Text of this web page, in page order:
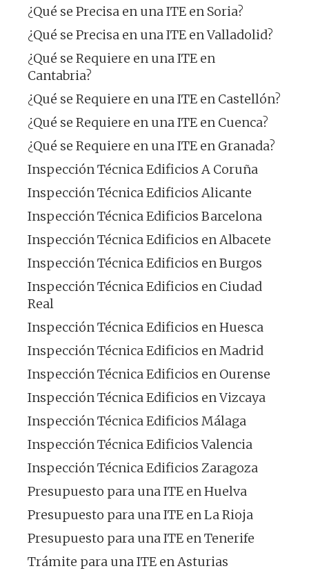
¿Qué se Precisa en una ITE en Soria?
¿Qué se Precisa en una ITE en Valladolid?
¿Qué se Requiere en una ITE en
Cantabria?
¿Qué se Requiere en una ITE en Castellón?
¿Qué se Requiere en una ITE en Cuenca?
¿Qué se Requiere en una ITE en Granada?
Inspección Técnica Edificios A Coruña
Inspección Técnica Edificios Alicante
Inspección Técnica Edificios Barcelona
Inspección Técnica Edificios en Albacete
Inspección Técnica Edificios en Burgos
Inspección Técnica Edificios en Ciudad
Real
Inspección Técnica Edificios en Huesca
Inspección Técnica Edificios en Madrid
Inspección Técnica Edificios en Ourense
Inspección Técnica Edificios en Vizcaya
Inspección Técnica Edificios Málaga
Inspección Técnica Edificios Valencia
Inspección Técnica Edificios Zaragoza
Presupuesto para una ITE en Huelva
Presupuesto para una ITE en La Rioja
Presupuesto para una ITE en Tenerife
Trámite para una ITE en Asturias